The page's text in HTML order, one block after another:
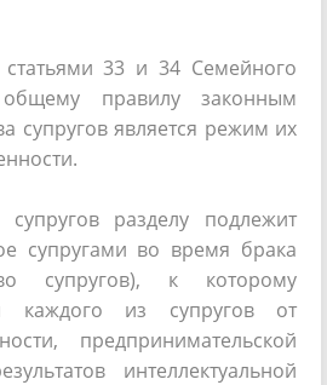
статьями 33 и 34 Семейного
правилу законным
супругов является режим их
разделу подлежит
супругами во время брака
супругов), к которому
каждого из супругов от
предпринимательской
интеллектуальной